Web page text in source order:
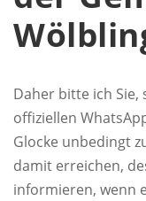
Daher bitte ich
offiziellen
Glocke unbedingt
damit erreichen,
informieren, wenn